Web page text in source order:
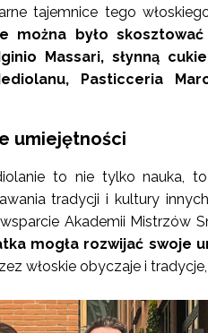
tajemnice tego
można było
Massari, słynną
Pasticceria
umiejętności
to nie tylko nauka,
tradycji i kultury
Akademii Mistrzów
mogła rozwijać swoje
włoskie obyczaje i